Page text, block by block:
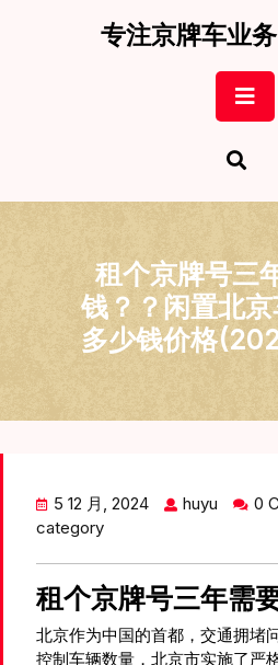
专注京牌车业
租个京牌号三
钱？？闲置北
多少钱价格
5 12 月, 2024 huyu 0
category
租个京牌号三年需
北京作为中国的首都，交通拥堵
控制车辆数量，北京市实施了严